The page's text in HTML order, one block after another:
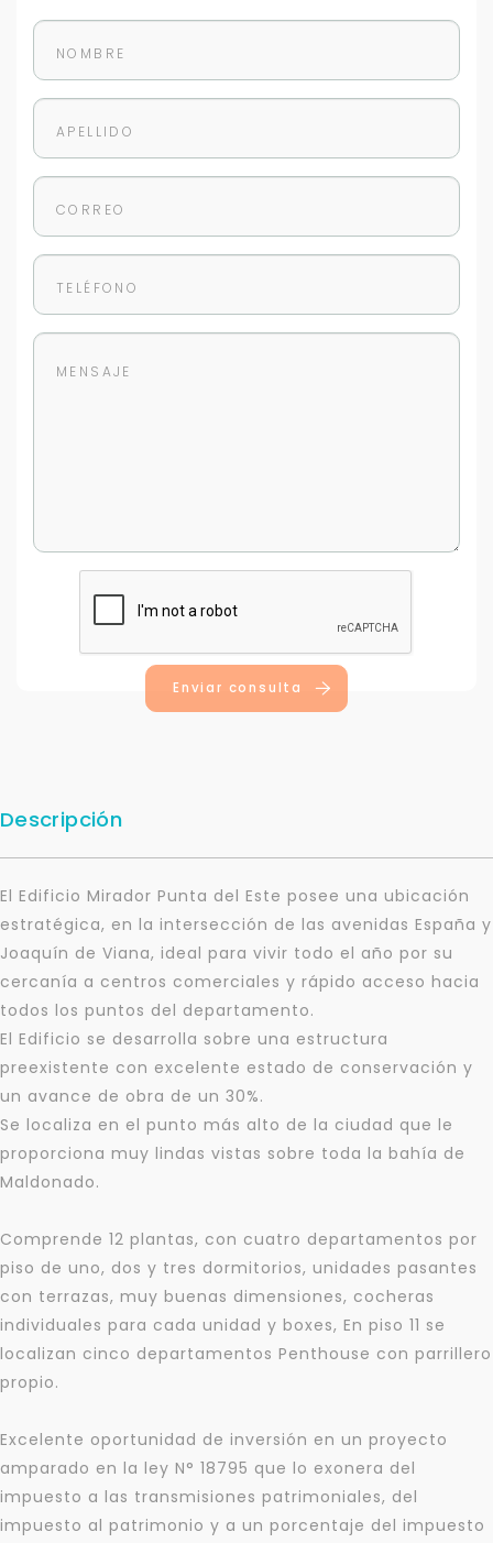
Enviar consulta
Descripción
El Edificio Mirador Punta del Este posee una ubicación
estratégica, en la intersección de las avenidas España y
Joaquín de Viana, ideal para vivir todo el año por su
cercanía a centros comerciales y rápido acceso hacia
todos los puntos del departamento.
El Edificio se desarrolla sobre una estructura
preexistente con excelente estado de conservación y
un avance de obra de un 30%.
Se localiza en el punto más alto de la ciudad que le
proporciona muy lindas vistas sobre toda la bahía de
Maldonado.
Comprende 12 plantas, con cuatro departamentos por
piso de uno, dos y tres dormitorios, unidades pasantes
con terrazas, muy buenas dimensiones, cocheras
individuales para cada unidad y boxes, En piso 11 se
localizan cinco departamentos Penthouse con parrillero
propio.
Excelente oportunidad de inversión en un proyecto
amparado en la ley N° 18795 que lo exonera del
impuesto a las transmisiones patrimoniales, del
impuesto al patrimonio y a un porcentaje del impuesto